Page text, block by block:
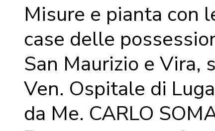
Misure e pianta con
case delle
San Maurizio e Vira,
Ven. Ospitale di
da Me. CARLO